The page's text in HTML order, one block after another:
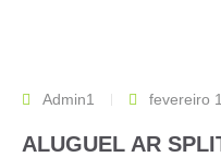
Admin1 fevereiro
ALUGUEL AR